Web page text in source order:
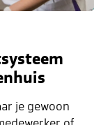
je gewoon